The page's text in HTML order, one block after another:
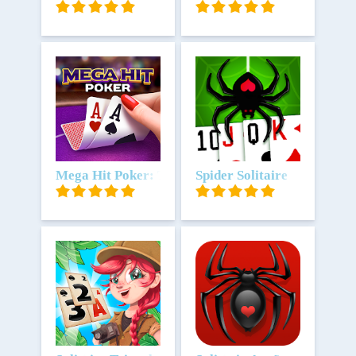
Scarica
Mega Hit Poker: Texas Holdem
Scarica
Spider Solitaire